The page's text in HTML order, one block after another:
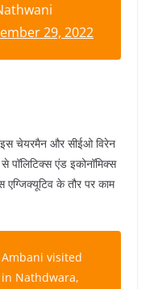
29, 2022
चेयरमैन और सीईओ विरेन
से पॉलिटिक्स एंड इकोनॉमिक्स
के तौर पर काम
visited
Nathdwara,